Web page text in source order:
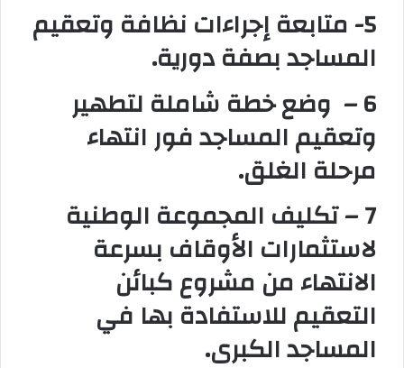
5- متابعة إجراءات نظافة وتعقيم
المساجد بصفة دورية.
6 – وضع خطة شاملة لتطهير
وتعقيم المساجد فور انتهاء
مرحلة الغلق.
7 – تكليف المجموعة الوطنية
لاستثمارات الأوقاف بسرعة
الانتهاء من مشروع كبائن
التعقيم للاستفادة بها في
المساجد الكبرى.